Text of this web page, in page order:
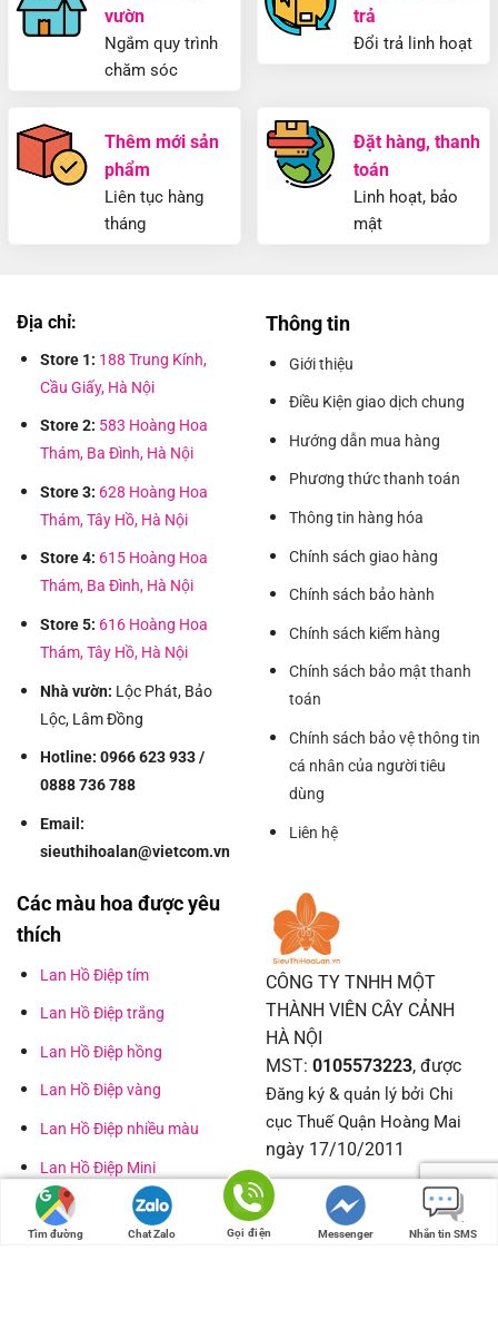
vườn
Ngắm quy trình
chăm sóc
trả
Đổi trả linh hoạt
Thêm mới sản
phẩm
Liên tục hàng
tháng
Đặt hàng, thanh
toán
Linh hoạt, bảo
mật
Địa chỉ:
Store 1: 188 Trung Kính,
Cầu Giấy, Hà Nội
Store 2: 583 Hoàng Hoa
Thám, Ba Đình, Hà Nội
Store 3: 628 Hoàng Hoa
Thám, Tây Hồ, Hà Nội
Store 4: 615 Hoàng Hoa
Thám, Ba Đình, Hà Nội
Store 5: 616 Hoàng Hoa
Thám, Tây Hồ, Hà Nội
Nhà vườn: Lộc Phát, Bảo
Lộc, Lâm Đồng
Hotline: 0966 623 933 /
0888 736 788
Email:
sieuthihoalan@vietcom.vn
Thông tin
Giới thiệu
Điều Kiện giao dịch chung
Hướng dẫn mua hàng
Phương thức thanh toán
Thông tin hàng hóa
Chính sách giao hàng
Chính sách bảo hành
Chính sách kiểm hàng
Chính sách bảo mật thanh
toán
Chính sách bảo vệ thông tin
cá nhân của người tiêu
dùng
Liên hệ
Các màu hoa được yêu
thích
Lan Hồ Điệp tím
Lan Hồ Điệp trắng
Lan Hồ Điệp hồng
Lan Hồ Điệp vàng
Lan Hồ Điệp nhiều màu
Lan Hồ Điệp Mini
Lan Hồ Điệp đột biến
Hoa lan Mãn Thiên Hồng
CÔNG TY TNHH MỘT
THÀNH VIÊN CÂY CẢNH
HÀ NỘI
MST: 0105573223, được
Đăng ký & quản lý bởi Chi
cục Thuế Quận Hoàng Mai
ngày 17/10/2011
Facebook Siêu thị hoa lan
Tìm đường Chat Zalo Gọi điện Messenger Nhắn tin SMS